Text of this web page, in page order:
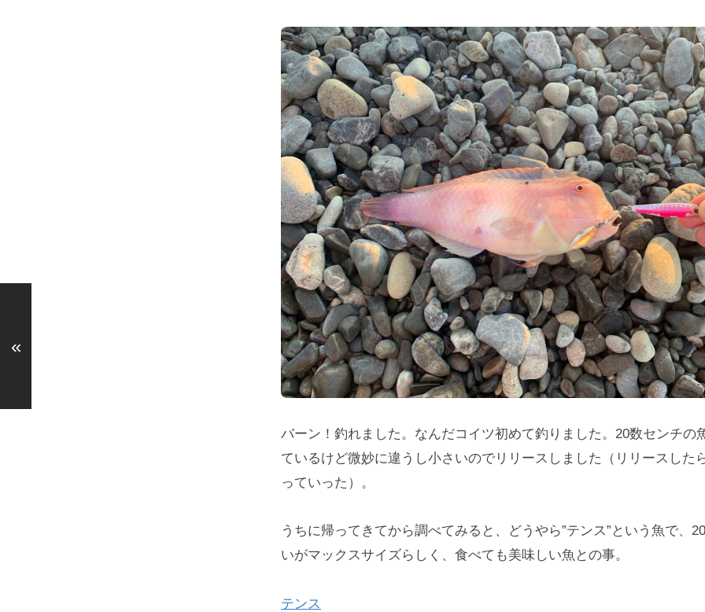
バーン！釣れました。なんだコイツ初めて釣りました。20数センチの
ているけど微妙に違うし小さいのでリリースしました（リリースした
っていった）。
うちに帰ってきてから調べてみると、どうやら”テンス”という魚で、
いがマックスサイズらしく、食べても美味しい魚との事。
テンス
«